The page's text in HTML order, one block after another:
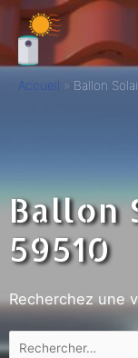
Accueil Ballon
Ballon
59510
Recherchez une